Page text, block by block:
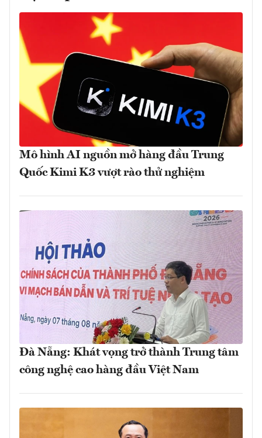
Mô hình AI nguồn mở hàng đầu Trung
Quốc Kimi K3 vượt rào thử nghiệm
Đà Nẵng: Khát vọng trở thành Trung tâm
công nghệ cao hàng đầu Việt Nam